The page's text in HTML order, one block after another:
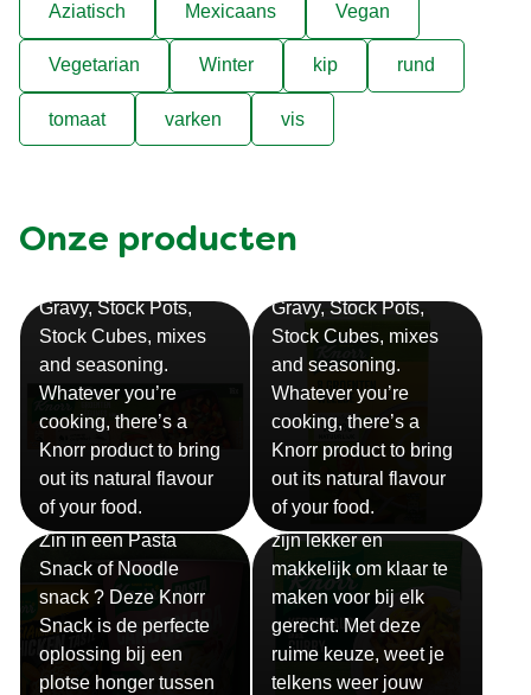
Aziatisch Mexicaans Vegan
Vegetarian Winter kip rund
tomaat varken vis
Onze producten
Gravy, Stock Pots,
Stock Cubes, mixes
and seasoning.
Whatever you’re
cooking, there’s a
Knorr product to bring
out its natural flavour
of your food.
Gravy, Stock Pots,
Stock Cubes, mixes
and seasoning.
Whatever you’re
cooking, there’s a
Knorr product to bring
out its natural flavour
of your food.
Snackpots
Zin in een Pasta
Snack of Noodle
snack ? Deze Knorr
Snack is de perfecte
oplossing bij een
plotse honger tussen
Sauzen
Onze Knorr sauzen
zijn lekker en
makkelijk om klaar te
maken voor bij elk
gerecht. Met deze
ruime keuze, weet je
telkens weer jouw